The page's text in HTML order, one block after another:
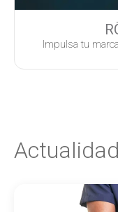
Impulsa tu
Actualidad